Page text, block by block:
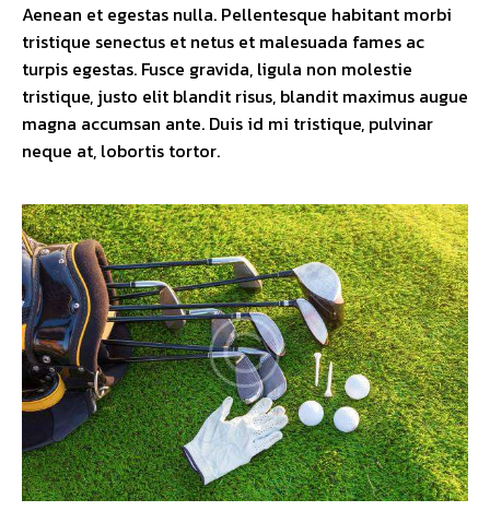
Aenean et egestas nulla. Pellentesque habitant morbi
tristique senectus et netus et malesuada fames ac
turpis egestas. Fusce gravida, ligula non molestie
tristique, justo elit blandit risus, blandit maximus augue
magna accumsan ante. Duis id mi tristique, pulvinar
neque at, lobortis tortor.